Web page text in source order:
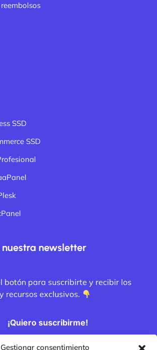
Gestionar consentimiento
SSD
SSD
newsletter
botón para suscribirte y recibir los
recursos exclusivos.
¡Quiero suscribirme!